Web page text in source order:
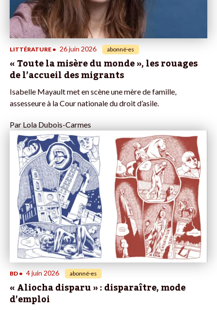
LITTÉRATURE • 26 juin 2026 abonné·es
« Toute la misère du monde », les rouages
de l’accueil des migrants
Isabelle Mayault met en scène une mère de famille,
assesseure à la Cour nationale du droit d’asile.
Par Lola Dubois-Carmes
BD • 4 juin 2026 abonné·es
« Aliocha disparu » : disparaître, mode
d’emploi